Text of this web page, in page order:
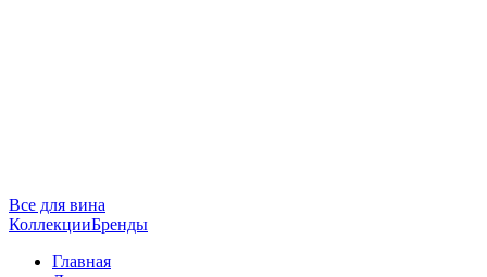
Все для вина
КоллекцииБренды
Главная